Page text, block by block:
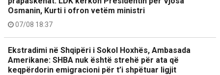
Osmanin, Kurti i ofron vetëm ministri
07/08 18:37
Ekstradimi në Shqipëri i Sokol Hoxhës, Ambasada
Amerikane: SHBA nuk është strehë për ata që
keqpërdorin emigracioni për t’i shpëtuar ligjit